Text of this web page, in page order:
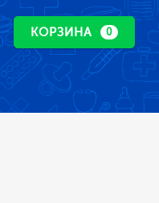
КОРЗИНА 0